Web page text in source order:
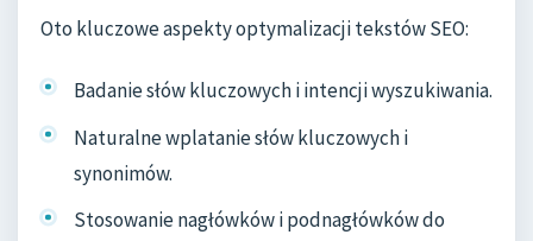
Oto kluczowe aspekty optymalizacji tekstów SEO:
Badanie słów kluczowych i intencji wyszukiwania.
Naturalne wplatanie słów kluczowych i
synonimów.
Stosowanie nagłówków i podnagłówków do